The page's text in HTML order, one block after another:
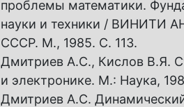
проблемы математики.
науки и техники / ВИНИТИ
СССР. М., 1985. С. 113.
Дмитриев A.C., Кислов В.Я.
и электронике. М.: Наука,
Дмитриев A.C.